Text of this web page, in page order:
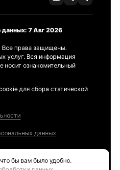
данных: 7 Авг 2026
права защищены.
услуг. Вся информация
носит ознакомительный
для сбора статической
данных
бы вам было удобно.